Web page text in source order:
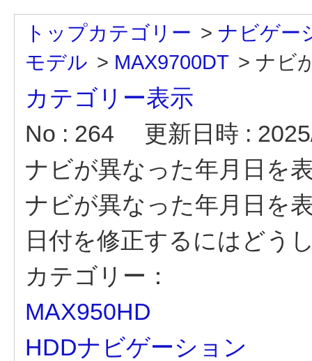
トップカテゴリー > ナビゲー
モデル > MAX9700DT > ナビ
カテゴリー表示
No : 264
更新日時 :
ナビが異なった年月日を
ナビが異なった年月日を
日付を修正するにはどう
カテゴリー：
MAX950HD
HDDナビゲーション